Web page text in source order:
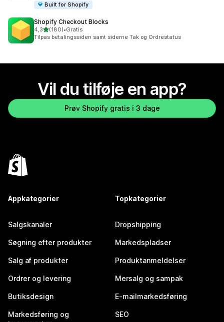
Built for Shopify
Shopify Checkout Blocks
4,3ud af 5 stjerner
(180)
180 anmeldelser i alt
•Gratis
Tilpas betalingssiden samt siderne Tak og Ordrestatus
Vil du tilføje en app?
Prøv Shopify gratis i 3 dage
Appkategorier
Salgskanaler
Søgning efter produkter
Salg af produkter
Ordrer og levering
Butiksdesign
Markedsføring og
Topkategorier
Dropshipping
Markedspladser
Produktanmeldelser
Mersalg og sampak
E-mailmarkedsføring
SEO